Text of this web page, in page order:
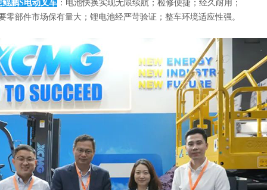
鲲鹏S电动叉车：电池快换实现无限续航；检修便捷；经久耐用；
零部件市场保有量大；锂电池经严苛验证；整车环境适应性强。